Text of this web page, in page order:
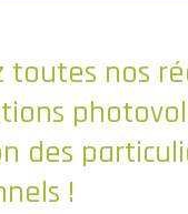
toutes nos
des
!